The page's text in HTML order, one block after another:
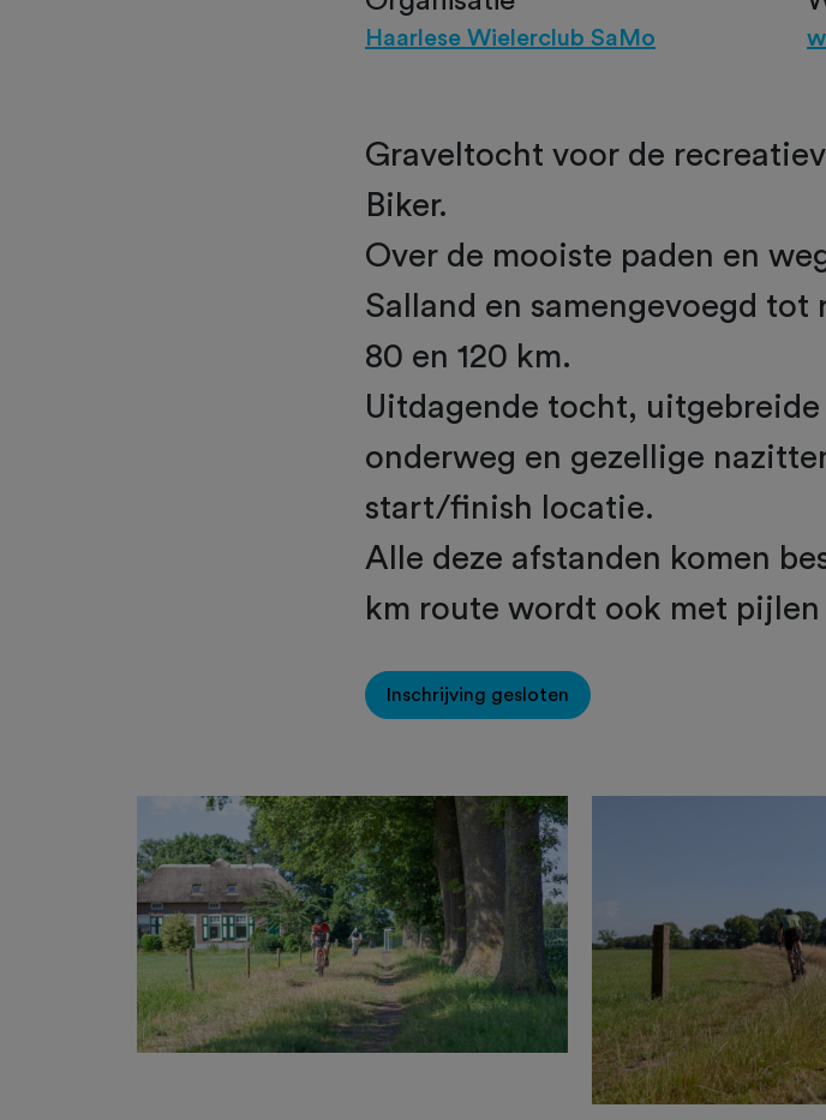
Haarlese Wielerclub SaMo
Graveltocht voor de
Biker.
Over de mooiste paden en
Salland en samengevoegd tot
80 en 120 km.
Uitdagende tocht,
onderweg en gezellige
start/finish locatie.
Alle deze afstanden komen
km route wordt ook met pijlen
Inschrijving gesloten